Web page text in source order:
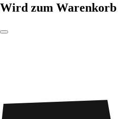
Wird zum Warenkorb